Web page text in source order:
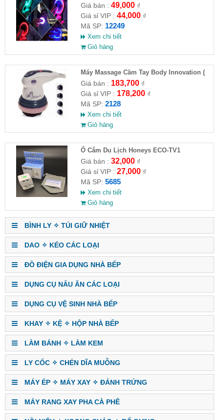
chiều tự động bay về
Giá bán : 49,000₫
Giá sỉ VIP : 44,000₫
Mã SP: 12249
Xem chi tiết
Giỏ hàng
Máy Massage Cầm Tay Body Innovation (
HĐ )
Giá bán : 183,700₫
Giá sỉ VIP : 178,200₫
Mã SP: 2128
Xem chi tiết
Giỏ hàng
Ổ Cắm Du Lịch Honeys ECO-TV1
Giá bán : 32,000₫
Giá sỉ VIP : 27,000₫
Mã SP: 5685
Xem chi tiết
Giỏ hàng
BÌNH LY ✧ TÚI GIỮ NHIỆT
DAO ✧ KÉO CÁC LOẠI
ĐỒ ĐIỆN GIA DỤNG NHÀ BẾP
DỤNG CỤ NẤU ĂN CÁC LOẠI
DỤNG CỤ VỆ SINH NHÀ BẾP
KHAY ✧ KỆ ✧ HỘP NHÀ BẾP
LÀM BÁNH ✧ LÀM KEM
LY CỐC ✧ CHÉN DĨA MUỖNG
MÁY ÉP ✧ MÁY XAY ✧ ĐÁNH TRỨNG
MÁY RANG XAY PHA CÀ PHÊ